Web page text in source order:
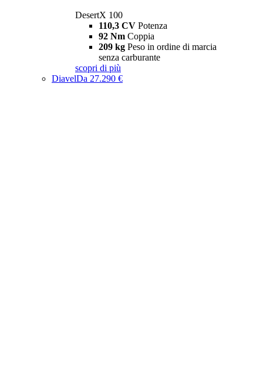
DesertX 100
110,3 CV Potenza
92 Nm Coppia
209 kg Peso in ordine di marcia
senza carburante
scopri di più
DiavelDa 27.290 €